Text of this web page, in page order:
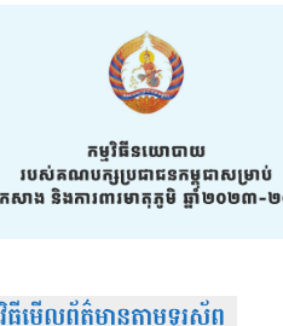
ធីមើលព័ត៌មានតាមទូរស័ព្វ